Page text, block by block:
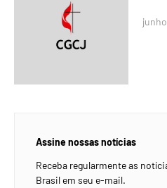
Assine nossas notícias
Receba regularmente as
Brasil em seu e-mail.